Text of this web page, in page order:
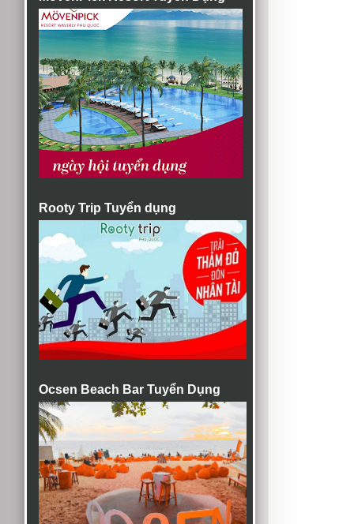
Rooty Trip Tuyển dụng
Ocsen Beach Bar Tuyển Dụng